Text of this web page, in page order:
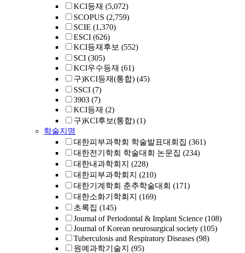
KCI등재 (5,072)
SCOPUS (2,759)
SCIE (1,370)
ESCI (626)
KCI등재후보 (552)
SCI (305)
KCI우수등재 (61)
구)KCI등재(통합) (45)
SSCI (7)
3903 (7)
KCI등재 (2)
구)KCI후보(통합) (1)
학술지명
대한피부과학회 학술발표대회집 (361)
대한전기학회 학술대회 논문집 (234)
대한내과학회지 (228)
대한피부과학회지 (210)
대한기계학회 춘추학술대회 (171)
대한소화기학회지 (169)
초록집 (145)
Journal of Periodontal & Implant Science (108)
Journal of Korean neurosurgical society (105)
Tuberculosis and Respiratory Diseases (98)
원예과학기술지 (95)